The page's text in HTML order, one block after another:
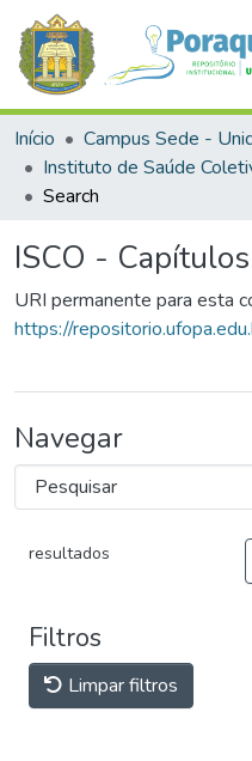
Início
Instituto de Saúde
Search
ISCO -
URI permanente para esta
https://
Navegar
resultados
Filtros
Limpar filtros